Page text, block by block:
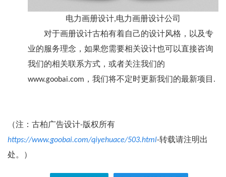
电力画册设计,电力画册设计公司
对于画册设计古柏有着自己的设计风格，以及专
业的服务理念，如果您需要相关设计也可以直接咨询
我们的相关联系方式，或者关注我们的
www.goobai.com，我们将不定时更新我们的最新项目.
（注：古柏广告设计-版权所有
https://www.goobai.com/qiyehuace/503.html-转载请注明出
处。）